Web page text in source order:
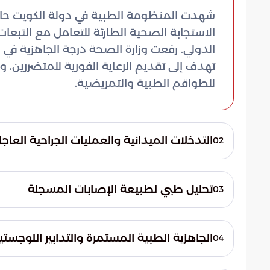
شهدت المنظومة الطبية في دولة الكويت
الاستجابة الصحية الطارئة للتعامل مع
الدولي. رفعت وزارة الصحة درجة الجاهزية
تهدف إلى تقديم الرعاية الفورية
للطواقم الطبية والتمريضية.
02التدخلات الميدانية والعمليات الجراحية
إسعاف مجهزة بالكامل لتنفيذ عمليات الفرز
المتوسطة
كما تم تجهيز وحدات العناية المركزة
03تحليل طبي لطبيعة الإصابات المسجلة
نتجت هذه الإصابات عن التعرض المباشر
بالإضافة إلى حالات بتر أطراف ناتجة عن قوة
04الجاهزية الطبية المستمرة والتدابير